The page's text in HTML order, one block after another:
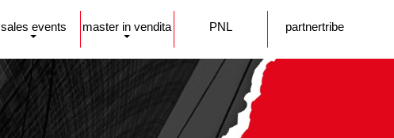
sales events master in vendita PNL partnertribe